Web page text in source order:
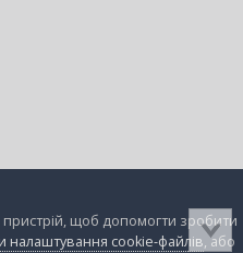
щоб допомогти зробити
налаштування cookie-файлів, або